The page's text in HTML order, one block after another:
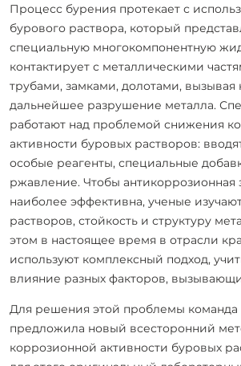
Процесс бурения протекает с
бурового раствора, который
специальную многокомпонентную
контактирует с металлическими
трубами, замками, долотами,
дальнейшее разрушение металла.
работают над проблемой снижения
активности буровых растворов:
особые реагенты, специальные
ржавление. Чтобы антикоррозионная
наиболее эффективна, ученые
растворов, стойкость и структуру
этом в настоящее время в отрасли
используют комплексный подход,
влияние разных факторов,
Для решения этой проблемы команда
предложила новый всесторонний
коррозионной активности буровых